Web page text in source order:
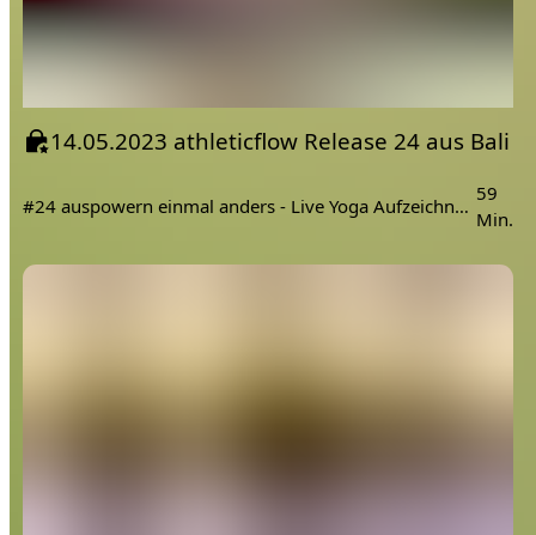
14.05.2023 athleticflow Release 24 aus Bali
#24 auspowern einmal anders - Live Yoga Aufzeichnung mit einer Athleticflow Stunde von Nicole Reiher aus Bali
59
Min.